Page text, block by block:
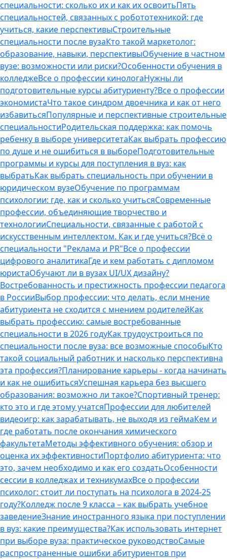
специальности: сколько их и как их освоитьПять
специальностей, связанных с робототехникой: где
учиться, какие перспективыСтроительные
специальности после вузаКто такой маркетолог:
образование, навыки, перспективыОбучение в частном
вузе: возможности или риски?Особенности обучения в
колледжеВсе о профессии кинологаНужны ли
подготовительные курсы абитуриенту?Все о профессии
экономистаЧто такое синдром двоечника и как от него
избавитьсяПопулярные и перспективные строительные
специальностиРодительская поддержка: как помочь
ребенку в выборе университетаКак выбрать профессию
по душе и не ошибиться в выбореПодготовительные
программы и курсы для поступления в вуз: как
выбратьКак выбрать специальность при обучении в
юридическом вузеОбучение по программам
психологии: где, как и сколько учитьсяСовременные
профессии, объединяющие творчество и
технологииСпециальности, связанные с работой с
искусственным интеллектом. Как и где учиться?Всё о
специальности "Реклама и PR"Все о профессии
цифрового аналитикаГде и кем работать с дипломом
юристаОбучают ли в вузах UI/UX дизайну?
Востребованность и престижность профессии педагога
в РоссииВыбор профессии: что делать, если мнение
абитуриента не сходится с мнением родителейКак
выбрать профессию: самые востребованные
специальности в 2026 годуКак трудоустроиться по
специальности после вуза: все возможные способыКто
такой социальный работник и насколько перспективна
эта профессия?Планирование карьеры - когда начинать
и как не ошибитьсяУспешная карьера без высшего
образования: возможно ли такое?Спортивный тренер:
кто это и где этому учатсяПрофессии для любителей
видеоигр: как зарабатывать, не выходя из геймаКем и
где работать после окончания химического
факультетаМетоды эффективного обучения: обзор и
оценка их эффективностиПортфолио абитуриента: что
это, зачем необходимо и как его создатьОсобенности
сессии в колледжах и техникумахВсе о профессии
психолог: стоит ли поступать на психолога в 2024-25
году?Колледж после 9 класса – как выбрать учебное
заведениеЗнание иностранного языка при поступлении
в вуз: какие преимущества?Как использовать интернет
при выборе вуза: практическое руководствоСамые
распространенные ошибки абитуриентов при